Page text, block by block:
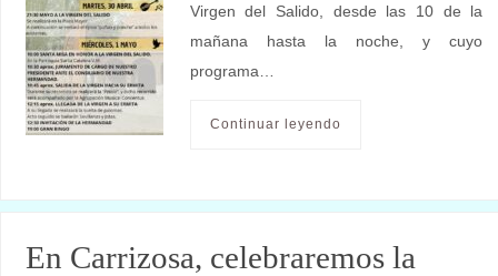
Virgen del Salido, desde las 10 de la
mañana hasta la noche, y cuyo
programa…
Continuar leyendo
En Carrizosa, celebraremos la